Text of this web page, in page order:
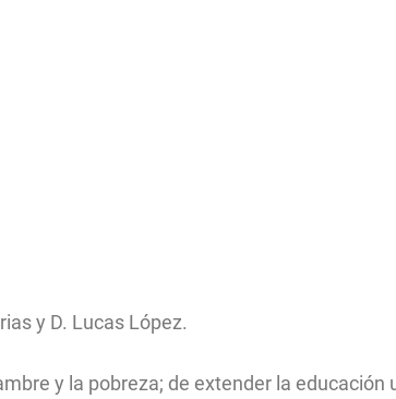
y D. Lucas López.
y la pobreza; de extender la educación